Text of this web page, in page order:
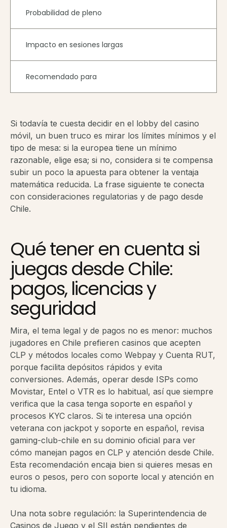
Probabilidad de pleno
Impacto en sesiones largas
Recomendado para
Si todavía te cuesta decidir en el lobby del casino
móvil, un buen truco es mirar los límites mínimos y el
tipo de mesa: si la europea tiene un mínimo
razonable, elige esa; si no, considera si te compensa
subir un poco la apuesta para obtener la ventaja
matemática reducida. La frase siguiente te conecta
con consideraciones regulatorias y de pago desde
Chile.
Qué tener en cuenta si
juegas desde Chile:
pagos, licencias y
seguridad
Mira, el tema legal y de pagos no es menor: muchos
jugadores en Chile prefieren casinos que acepten
CLP y métodos locales como Webpay y Cuenta RUT,
porque facilita depósitos rápidos y evita
conversiones. Además, operar desde ISPs como
Movistar, Entel o VTR es lo habitual, así que siempre
verifica que la casa tenga soporte en español y
procesos KYC claros. Si te interesa una opción
veterana con jackpot y soporte en español, revisa
gaming-club-chile en su dominio oficial para ver
cómo manejan pagos en CLP y atención desde Chile.
Esta recomendación encaja bien si quieres mesas en
euros o pesos, pero con soporte local y atención en
tu idioma.
Una nota sobre regulación: la Superintendencia de
Casinos de Juego y el SII están pendientes de